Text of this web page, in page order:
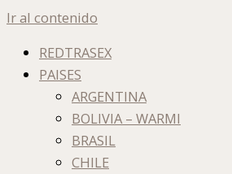
Ir al contenido
REDTRASEX
PAISES
ARGENTINA
BOLIVIA – WARMI
BRASIL
CHILE